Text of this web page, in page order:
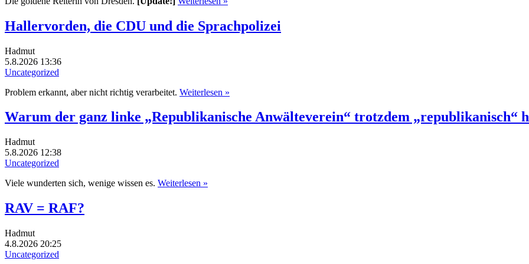
Hallervorden, die CDU und die Sprachpolizei
Hadmut
5.8.2026 13:36
Uncategorized
Problem erkannt, aber nicht richtig verarbeitet. Weiterlesen »
Warum der ganz linke „Republikanische Anwälteverein“ trotzdem „republikanisch“
Hadmut
5.8.2026 12:38
Uncategorized
Viele wunderten sich, wenige wissen es. Weiterlesen »
RAV = RAF?
Hadmut
4.8.2026 20:25
Uncategorized